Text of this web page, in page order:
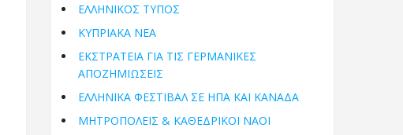
ΕΛΛΗΝΙΚΟΣ ΤΥΠΟΣ
ΚΥΠΡΙΑΚΑ ΝΕΑ
ΕΚΣΤΡΑΤΕΙΑ ΓΙΑ ΤΙΣ ΓΕΡΜΑΝΙΚΕΣ
ΑΠΟΖΗΜΙΩΣΕΙΣ
ΕΛΛΗΝΙΚΆ ΦΕΣΤΙΒΆΛ ΣΕ ΗΠΑ ΚΑΙ ΚΑΝΑΔΑ
ΜΗΤΡΟΠΌΛΕΙΣ & ΚΑΘΕΔΡΙΚΟΊ ΝΑΟΊ